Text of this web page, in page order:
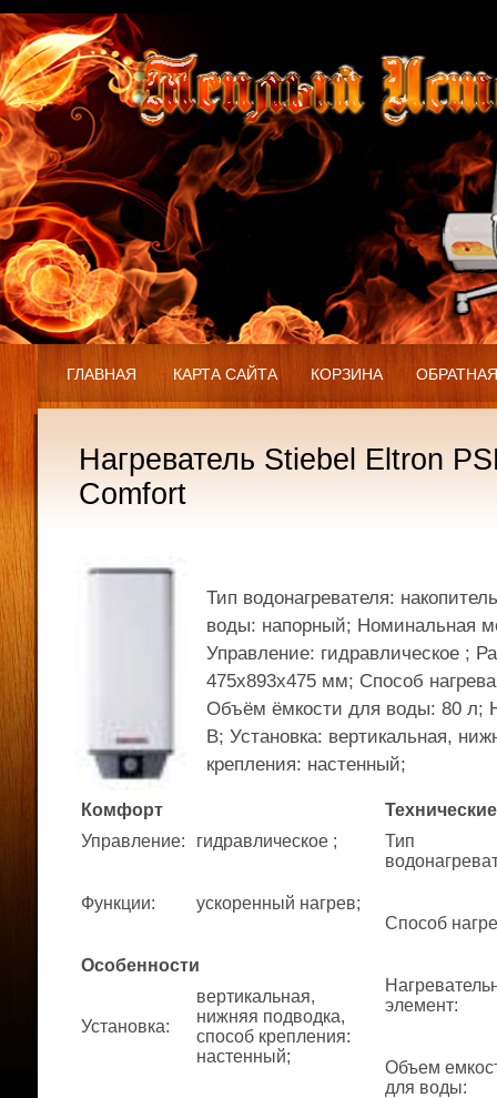
ГЛАВНАЯ КАРТА САЙТА КОРЗИНА
Нагреватель Stiebel Eltron
Comfort
Тип водонагревателя:
воды: напорный; Номинальная
Управление: гидравлическое ;
475x893x475 мм; Способ
Объём ёмкости для воды: 80 л;
В; Установка: вертикальная,
крепления: настенный;
Комфорт
Управление: гидравлическое ;
Функции: ускоренный нагрев;
Особенности
Установка:
вертикальная,
нижняя подводка,
способ крепления:
настенный;
Тип
Способ
элемент:
Объем
для воды: